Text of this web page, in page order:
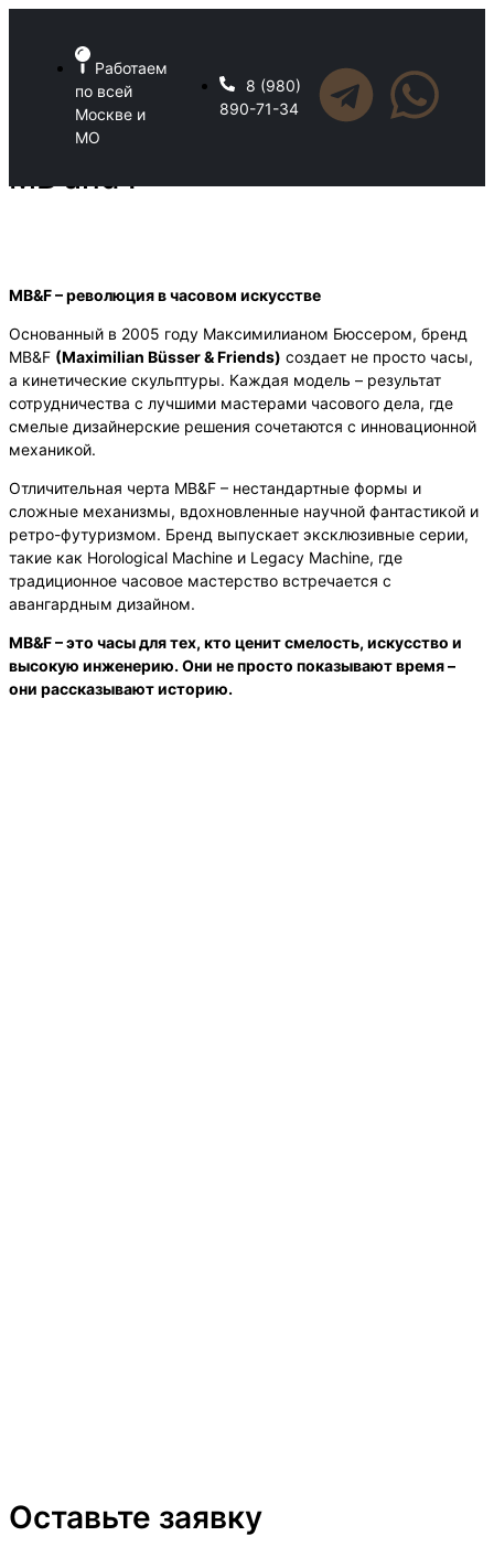
Работаем
по всей
Москве и
МО
8 (980)
890-71-34
MB and F
MB&F – революция в часовом искусстве
Основанный в 2005 году Максимилианом Бюссером, бренд
MB&F (Maximilian Büsser & Friends) создает не просто часы,
а кинетические скульптуры. Каждая модель – результат
сотрудничества с лучшими мастерами часового дела, где
смелые дизайнерские решения сочетаются с инновационной
механикой.
Отличительная черта MB&F – нестандартные формы и
сложные механизмы, вдохновленные научной фантастикой и
ретро-футуризмом. Бренд выпускает эксклюзивные серии,
такие как Horological Machine и Legacy Machine, где
традиционное часовое мастерство встречается с
авангардным дизайном.
MB&F – это часы для тех, кто ценит смелость, искусство и
высокую инженерию. Они не просто показывают время –
они рассказывают историю.
Оставьте заявку